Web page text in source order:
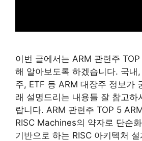
이번 글에서는 ARM 관련주
해 알아보도록 하겠습니다. 국내
주, ETF 등 ARM 대장주 정보가
래 설명드리는 내용들 잘 참고하
랍니다. ARM 관련주 TOP 5
RISC Machines의 약자로 단순
기반으로 하는 RISC 아키텍처